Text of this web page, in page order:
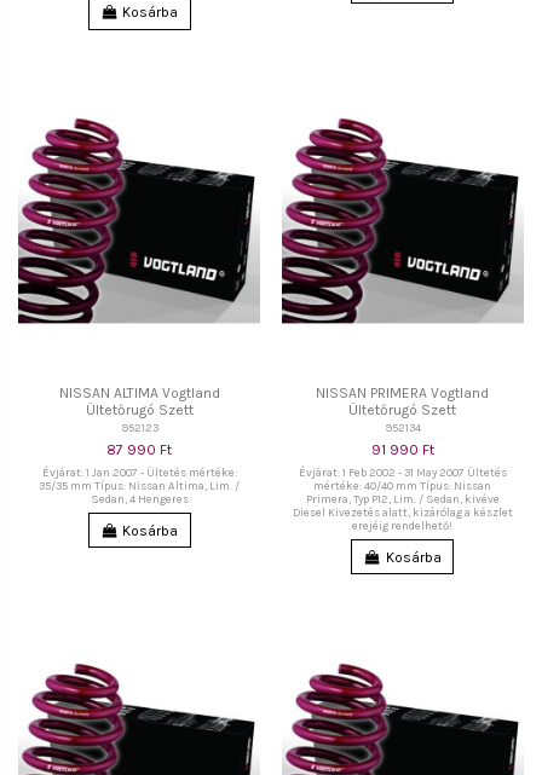
Kosárba
NISSAN ALTIMA Vogtland
Ültetőrugó Szett
952123
87 990 Ft
Évjárat: 1 Jan 2007 - Ültetés mértéke:
35/35 mm Típus: Nissan Altima, Lim. /
Sedan, 4 Hengeres
Kosárba
NISSAN PRIMERA Vogtland
Ültetőrugó Szett
952134
91 990 Ft
Évjárat: 1 Feb 2002 - 31 May 2007 Ültetés
mértéke: 40/40 mm Típus: Nissan
Primera, Typ P12, Lim. / Sedan, kivéve
Diesel Kivezetés alatt, kizárólag a készlet
erejéig rendelhető!
Kosárba